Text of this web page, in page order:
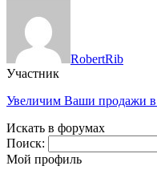
RobertRib
Участник
Увеличим Ваши продажи в
Искать в форумах
Поиск:
Мой профиль